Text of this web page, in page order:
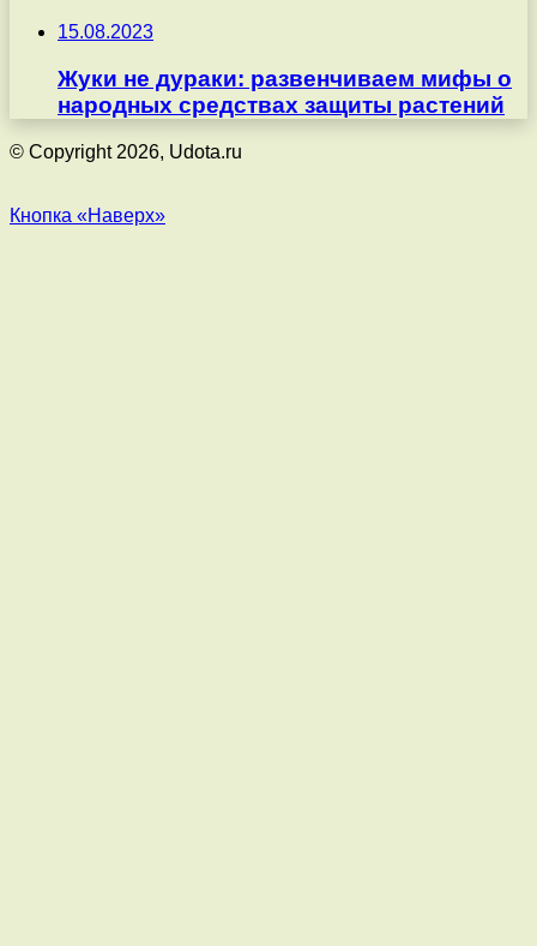
15.08.2023
Жуки не дураки: развенчиваем мифы о
народных средствах защиты растений
© Copyright 2026, Udota.ru
Кнопка «Наверх»